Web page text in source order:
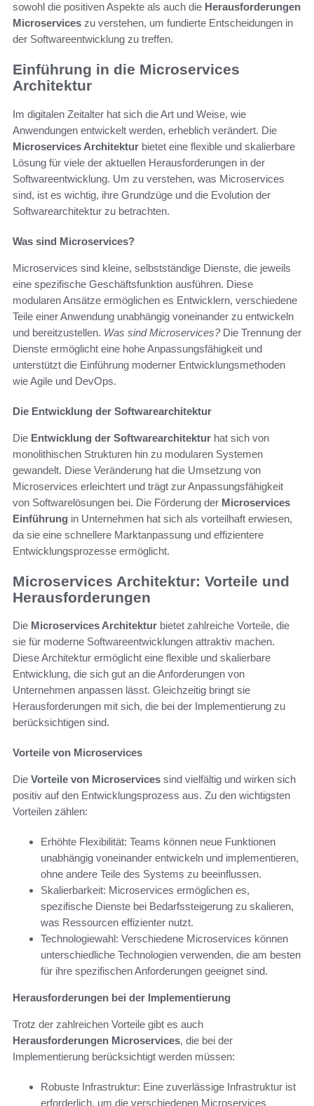
sowohl die positiven Aspekte als auch die Herausforderungen
Microservices zu verstehen, um fundierte Entscheidungen in
der Softwareentwicklung zu treffen.
Einführung in die Microservices
Architektur
Im digitalen Zeitalter hat sich die Art und Weise, wie
Anwendungen entwickelt werden, erheblich verändert. Die
Microservices Architektur bietet eine flexible und skalierbare
Lösung für viele der aktuellen Herausforderungen in der
Softwareentwicklung. Um zu verstehen, was Microservices
sind, ist es wichtig, ihre Grundzüge und die Evolution der
Softwarearchitektur zu betrachten.
Was sind Microservices?
Microservices sind kleine, selbstständige Dienste, die jeweils
eine spezifische Geschäftsfunktion ausführen. Diese
modularen Ansätze ermöglichen es Entwicklern, verschiedene
Teile einer Anwendung unabhängig voneinander zu entwickeln
und bereitzustellen. Was sind Microservices?Die Trennung der
Dienste ermöglicht eine hohe Anpassungsfähigkeit und
unterstützt die Einführung moderner Entwicklungsmethoden
wie Agile und DevOps.
Die Entwicklung der Softwarearchitektur
Die Entwicklung der Softwarearchitektur hat sich von
monolithischen Strukturen hin zu modularen Systemen
gewandelt. Diese Veränderung hat die Umsetzung von
Microservices erleichtert und trägt zur Anpassungsfähigkeit
von Softwarelösungen bei. Die Förderung der Microservices
Einführung in Unternehmen hat sich als vorteilhaft erwiesen,
da sie eine schnellere Marktanpassung und effizientere
Entwicklungsprozesse ermöglicht.
Microservices Architektur: Vorteile und
Herausforderungen
Die Microservices Architektur bietet zahlreiche Vorteile, die
sie für moderne Softwareentwicklungen attraktiv machen.
Diese Architektur ermöglicht eine flexible und skalierbare
Entwicklung, die sich gut an die Anforderungen von
Unternehmen anpassen lässt. Gleichzeitig bringt sie
Herausforderungen mit sich, die bei der Implementierung zu
berücksichtigen sind.
Vorteile von Microservices
Die Vorteile von Microservices sind vielfältig und wirken sich
positiv auf den Entwicklungsprozess aus. Zu den wichtigsten
Vorteilen zählen:
Erhöhte Flexibilität: Teams können neue Funktionen
unabhängig voneinander entwickeln und implementieren,
ohne andere Teile des Systems zu beeinflussen.
Skalierbarkeit: Microservices ermöglichen es,
spezifische Dienste bei Bedarfssteigerung zu skalieren,
was Ressourcen effizienter nutzt.
Technologiewahl: Verschiedene Microservices können
unterschiedliche Technologien verwenden, die am besten
für ihre spezifischen Anforderungen geeignet sind.
Herausforderungen bei der Implementierung
Trotz der zahlreichen Vorteile gibt es auch
Herausforderungen Microservices, die bei der
Implementierung berücksichtigt werden müssen:
Robuste Infrastruktur: Eine zuverlässige Infrastruktur ist
erforderlich, um die verschiedenen Microservices